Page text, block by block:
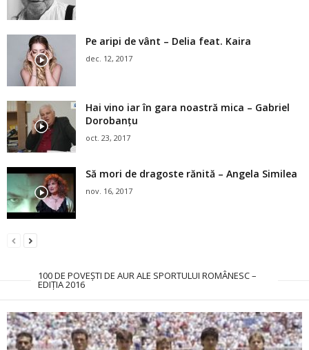
Pe aripi de vânt – Delia feat. Kaira
dec. 12, 2017
Hai vino iar în gara noastră mica – Gabriel
Dorobanţu
oct. 23, 2017
Să mori de dragoste rănită – Angela Similea
nov. 16, 2017
100 DE POVEŞTI DE AUR ALE SPORTULUI ROMÂNESC –
EDIȚIA 2016